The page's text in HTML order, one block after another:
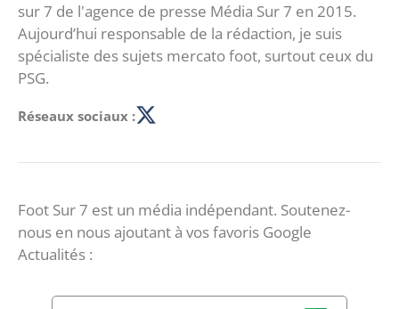
sur 7 de l'agence de presse Média Sur 7 en 2015.
Aujourd’hui responsable de la rédaction, je suis
spécialiste des sujets mercato foot, surtout ceux du
PSG.
Réseaux sociaux :
Foot Sur 7 est un média indépendant. Soutenez-
nous en nous ajoutant à vos favoris Google
Actualités :